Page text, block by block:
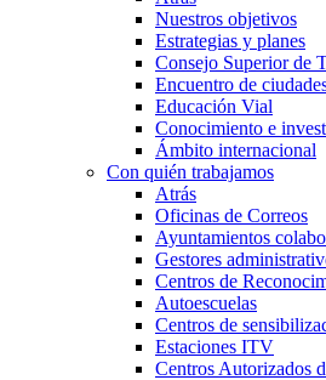
Nuestros objetivos
Estrategias y planes
Consejo Superior de
Encuentro de
Educación Vial
Conocimiento e
Ámbito internacional
Con quién trabajamos
Atrás
Oficinas de Correos
Ayuntamientos
Gestores
Centros de
Autoescuelas
Centros de
Estaciones ITV
Centros Autorizados